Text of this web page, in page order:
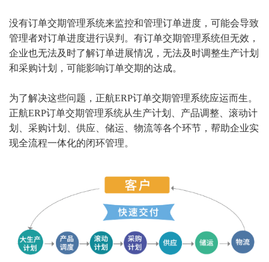
没有订单交期管理系统来监控和管理订单进度，可能会导致
管理者对订单进度进行误判。有订单交期管理系统但无效，
企业也无法及时了解订单进展情况，无法及时调整生产计划
和采购计划，可能影响订单交期的达成。
为了解决这些问题，正航ERP订单交期管理系统应运而生。
正航ERP订单交期管理系统从生产计划、产品调整、滚动计
划、采购计划、供应、储运、物流等各个环节，帮助企业实
现全流程一体化的闭环管理。